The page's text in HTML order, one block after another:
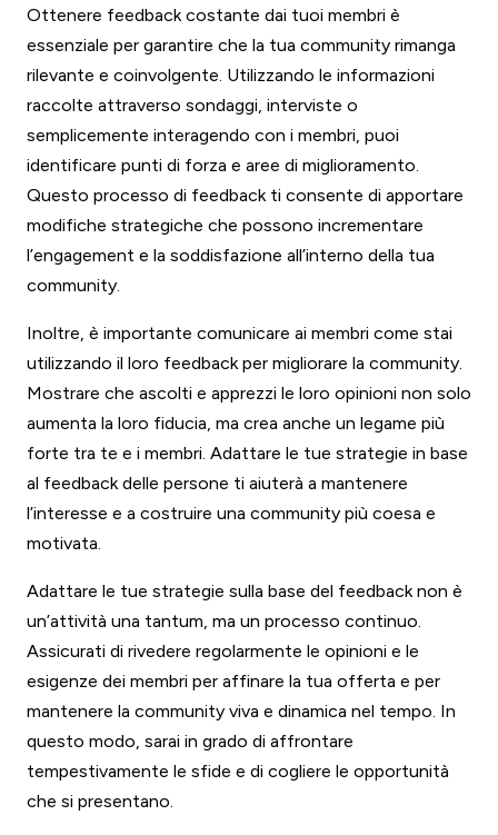
Ottenere feedback costante dai tuoi membri è
essenziale per garantire che la tua community rimanga
rilevante e coinvolgente. Utilizzando le informazioni
raccolte attraverso sondaggi, interviste o
semplicemente interagendo con i membri, puoi
identificare punti di forza e aree di miglioramento.
Questo processo di feedback ti consente di apportare
modifiche strategiche che possono incrementare
l’engagement e la soddisfazione all’interno della tua
community.
Inoltre, è importante comunicare ai membri come stai
utilizzando il loro feedback per migliorare la community.
Mostrare che ascolti e apprezzi le loro opinioni non solo
aumenta la loro fiducia, ma crea anche un legame più
forte tra te e i membri. Adattare le tue strategie in base
al feedback delle persone ti aiuterà a mantenere
l’interesse e a costruire una community più coesa e
motivata.
Adattare le tue strategie sulla base del feedback non è
un’attività una tantum, ma un processo continuo.
Assicurati di rivedere regolarmente le opinioni e le
esigenze dei membri per affinare la tua offerta e per
mantenere la community viva e dinamica nel tempo. In
questo modo, sarai in grado di affrontare
tempestivamente le sfide e di cogliere le opportunità
che si presentano.